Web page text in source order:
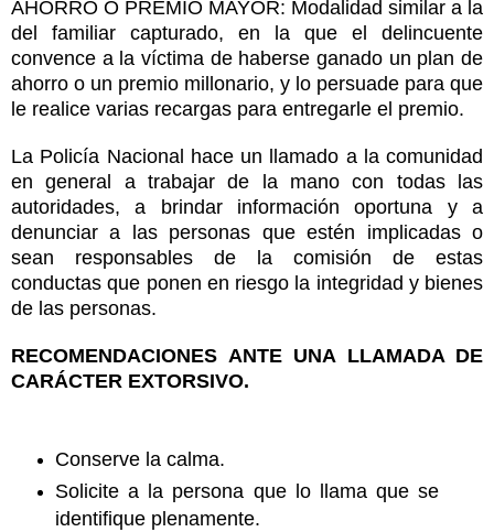
AHORRO O PREMIO MAYOR: Modalidad similar a la
del familiar capturado, en la que el delincuente
convence a la víctima de haberse ganado un plan de
ahorro o un premio millonario, y lo persuade para que
le realice varias recargas para entregarle el premio.
La Policía Nacional hace un llamado a la comunidad
en general a trabajar de la mano con todas las
autoridades, a brindar información oportuna y a
denunciar a las personas que estén implicadas o
sean responsables de la comisión de estas
conductas que ponen en riesgo la integridad y bienes
de las personas.
RECOMENDACIONES ANTE UNA LLAMADA DE
CARÁCTER EXTORSIVO.
Conserve la calma.
Solicite a la persona que lo llama que se
identifique plenamente.